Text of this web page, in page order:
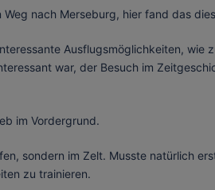
nach Merseburg, hier fand das
Ausflugsmöglichkeiten, wie
war, der Besuch im
im Vordergrund.
sondern im Zelt. Musste natürlich
zu trainieren.